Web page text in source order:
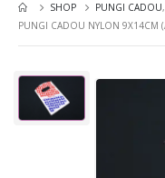
SHOP PUNGI CADOU,
PUNGI CADOU NYLON 9X14CM